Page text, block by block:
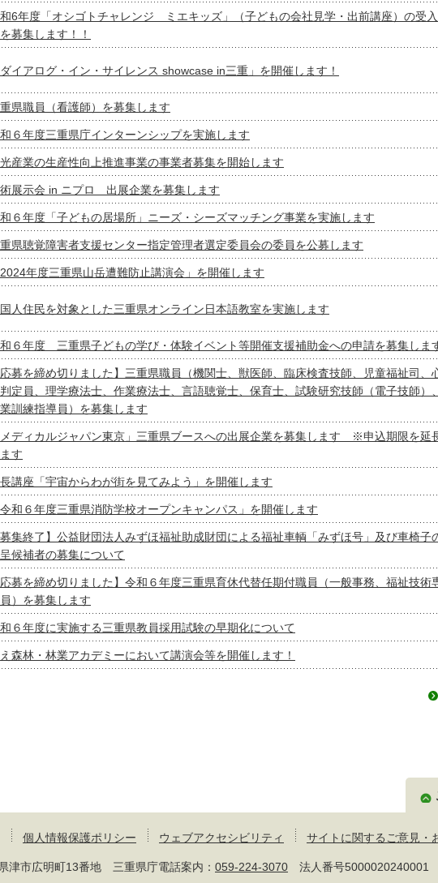
6年度「オシゴトチャレンジ ミエキッズ」（子どもの会社見学・出前講座）の受
募集します！！
イアログ・イン・サイレンス showcase in三重」を開催します！
県職員（看護師）を募集します
６年度三重県庁インターンシップを実施します
産業の生産性向上推進事業の事業者募集を開始します
展示会 in ニプロ 出展企業を募集します
６年度「子どもの居場所」ニーズ・シーズマッチング事業を実施します
県聴覚障害者支援センター指定管理者選定委員会の委員を公募します
年度三重県山岳遭難防止講演会」を開催します
人住民を対象とした三重県オンライン日本語教室を実施します
６年度 三重県子どもの学び・体験イベント等開催支援補助金への申請を募集しま
募を締め切りました】三重県職員（機関士、獣医師、臨床検査技師、児童福祉司、
定員、理学療法士、作業療法士、言語聴覚士、保育士、試験研究技師（電子技師）、
訓練指導員）を募集します
ディカルジャパン東京」三重県ブースへの出展企業を募集します ※申込期限を延
す
講座「宇宙からわが街を見てみよう」を開催します
和６年度三重県消防学校オープンキャンパス」を開催します
集終了】公益財団法人みずほ福祉助成財団による福祉車輌「みずほ号」及び車椅子
候補者の募集について
募を締め切りました】令和６年度三重県育休代替任期付職員（一般事務、福祉技術
）を募集します
６年度に実施する三重県教員採用試験の早期化について
森林・林業アカデミーにおいて講演会等を開催します！
個人情報保護ポリシー ウェブアクセシビリティ サイトに関するご意見・
市広明町13番地 三重県庁電話案内： 059-224-3070 法人番号5000020240001